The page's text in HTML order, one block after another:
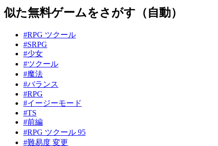
似た無料ゲームをさがす（自動）
#RPG ツクール
#SRPG
#少女
#ツクール
#魔法
#バランス
#RPG
#イージーモード
#TS
#前編
#RPG ツクール 95
#難易度 変更